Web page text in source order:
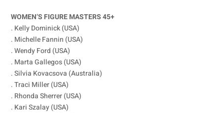
WOMEN’S FIGURE MASTERS 45+
. Kelly Dominick (USA)
. Michelle Fannin (USA)
. Wendy Ford (USA)
. Marta Gallegos (USA)
. Silvia Kovacsova (Australia)
. Traci Miller (USA)
. Rhonda Sherrer (USA)
. Kari Szalay (USA)